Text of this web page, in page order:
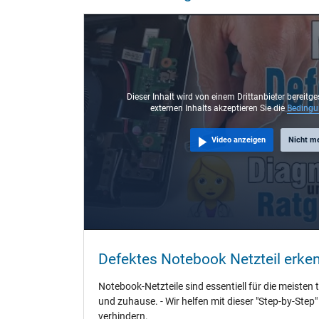
Steckerlänge (mm)
Steckerdurchmesser außen / innen
Stift im Stecker
Länge Anschlusskabel (m) (ca.)
Länge / Breite / Höhe
Überlast-, kurzschluss- und überhitzungsgeschützt
Dieser Inhalt wird von einem Drittanbieter
externen Inhalts akzeptieren Sie die
Video anzeigen Nicht
Defektes Notebook Netzteil
Notebook-Netzteile sind essentiell für die
und zuhause. - Wir helfen mit dieser "Step-by-
verhindern.